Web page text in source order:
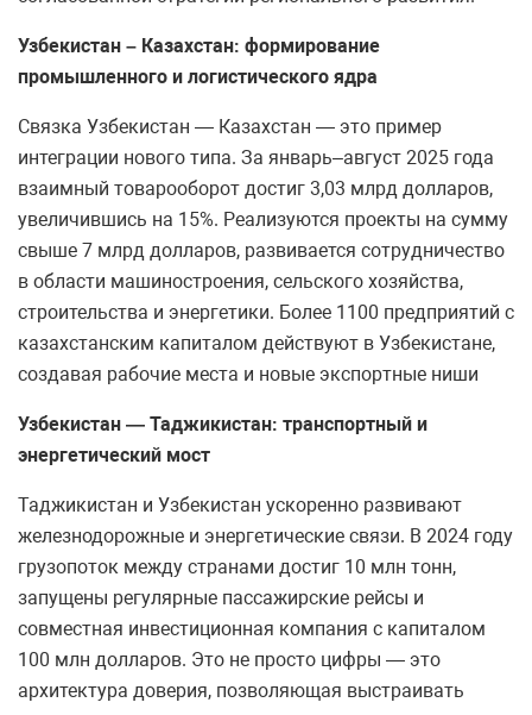
Узбекистан – Казахстан: формирование
промышленного и логистического ядра
Связка Узбекистан — Казахстан — это пример
интеграции нового типа. За январь–август 2025 года
взаимный товарооборот достиг 3,03 млрд долларов,
увеличившись на 15%. Реализуются проекты на сумму
свыше 7 млрд долларов, развивается сотрудничество
в области машиностроения, сельского хозяйства,
строительства и энергетики. Более 1100 предприятий с
казахстанским капиталом действуют в Узбекистане,
создавая рабочие места и новые экспортные ниши
Узбекистан — Таджикистан: транспортный и
энергетический мост
Таджикистан и Узбекистан ускоренно развивают
железнодорожные и энергетические связи. В 2024 году
грузопоток между странами достиг 10 млн тонн,
запущены регулярные пассажирские рейсы и
совместная инвестиционная компания с капиталом
100 млн долларов. Это не просто цифры — это
архитектура доверия, позволяющая выстраивать